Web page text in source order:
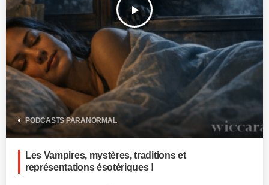
play_arrow
PODCASTS PARANORMAL
Les Vampires, mystères, traditions et
représentations ésotériques !